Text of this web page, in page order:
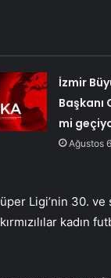
İzmir
Başkanı
mi
Ağustos
Ligi’nin 30. ve
kadın